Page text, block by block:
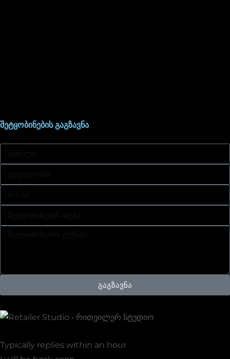
შეტყობინების გაგზავნა
გაგზავნა
Typically replies within an hour